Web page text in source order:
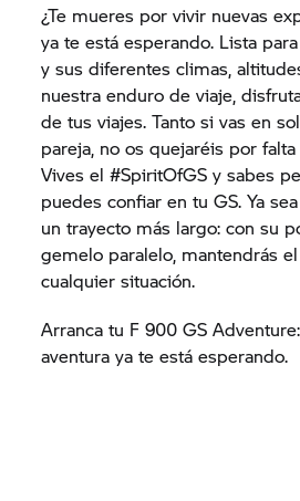
¿Te mueres por vivir nuevas
ya te está esperando. Lista
y sus diferentes climas,
nuestra enduro de viaje,
de tus viajes. Tanto si vas en
pareja, no os quejaréis por
Vives el #SpiritOfGS y sabes
puedes confiar en tu GS. Ya
un trayecto más largo: con su
gemelo paralelo, mantendrás
cualquier situación.
Arranca tu F 900 GS
aventura ya te está esperando.